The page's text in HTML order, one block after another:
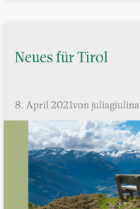
Neues für Tirol
8. April 2021von juliagiulina